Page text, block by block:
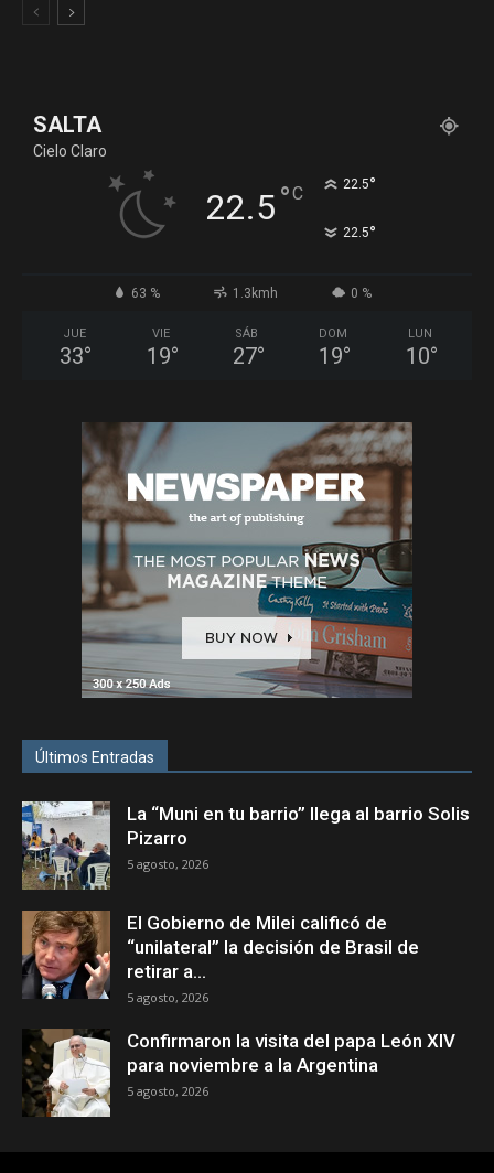
SALTA
Cielo Claro
22.5°C 22.5°
22.5°
63 % 1.3kmh 0 %
JUE
33°
VIE
19°
SÁB
27°
DOM
19°
LUN
10°
Últimos Entradas
La “Muni en tu barrio” llega al barrio Solis
Pizarro
5 agosto, 2026
El Gobierno de Milei calificó de
“unilateral” la decisión de Brasil de
retirar a...
5 agosto, 2026
Confirmaron la visita del papa León XIV
para noviembre a la Argentina
5 agosto, 2026